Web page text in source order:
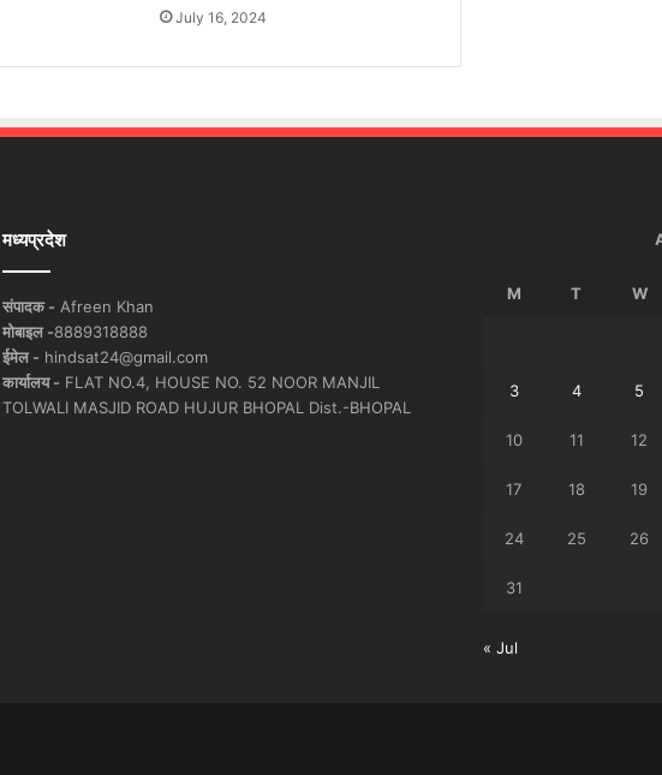
July 16, 2024
मध्यप्रदेश
संपादक - Afreen Khan
मोबाइल -8889318888
ईमेल - hindsat24@gmail.com
कार्यालय - FLAT NO.4, HOUSE NO. 52 NOOR MANJIL
TOLWALI MASJID ROAD HUJUR BHOPAL Dist.-BHOPAL
M T W
3 4 5
10 11 12
17 18 19
24 25 26
31
« Jul